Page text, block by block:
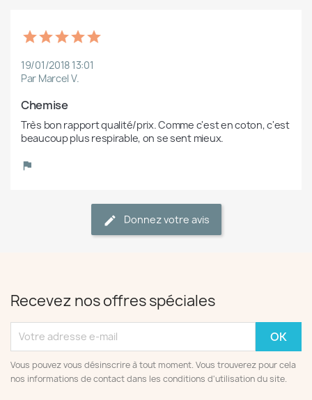
19/01/2018 13:01
Par Marcel V.
Chemise
Très bon rapport qualité/prix. Comme c'est en coton, c'est
beaucoup plus respirable, on se sent mieux.
Donnez votre avis
Recevez nos offres spéciales
Vous pouvez vous désinscrire à tout moment. Vous trouverez pour cela
nos informations de contact dans les conditions d'utilisation du site.